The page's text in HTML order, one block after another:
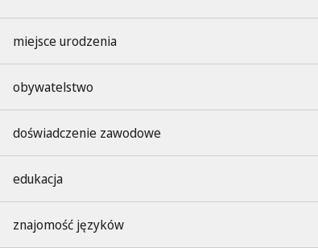
miejsce urodzenia
obywatelstwo
doświadczenie zawodowe
edukacja
znajomość języków